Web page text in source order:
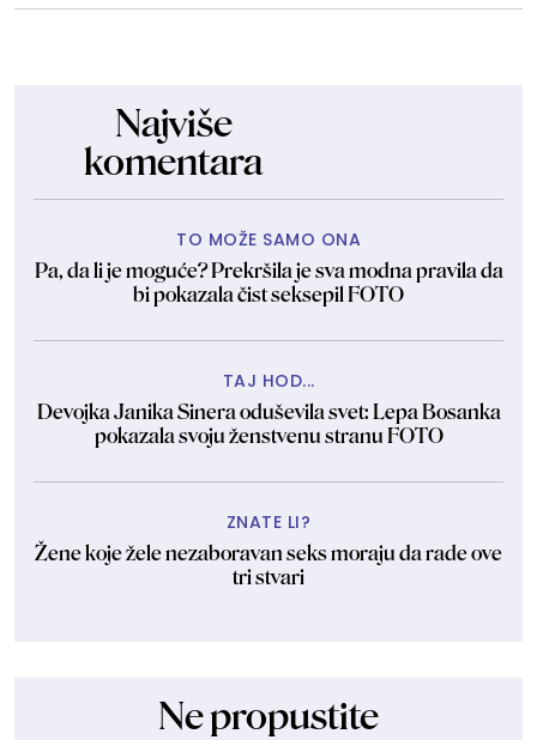
Najviše
komentara
TO MOŽE SAMO ONA
Pa, da li je moguće? Prekršila je sva modna pravila da
bi pokazala čist seksepil FOTO
TAJ HOD...
Devojka Janika Sinera oduševila svet: Lepa Bosanka
pokazala svoju ženstvenu stranu FOTO
ZNATE LI?
Žene koje žele nezaboravan seks moraju da rade ove
tri stvari
Ne propustite